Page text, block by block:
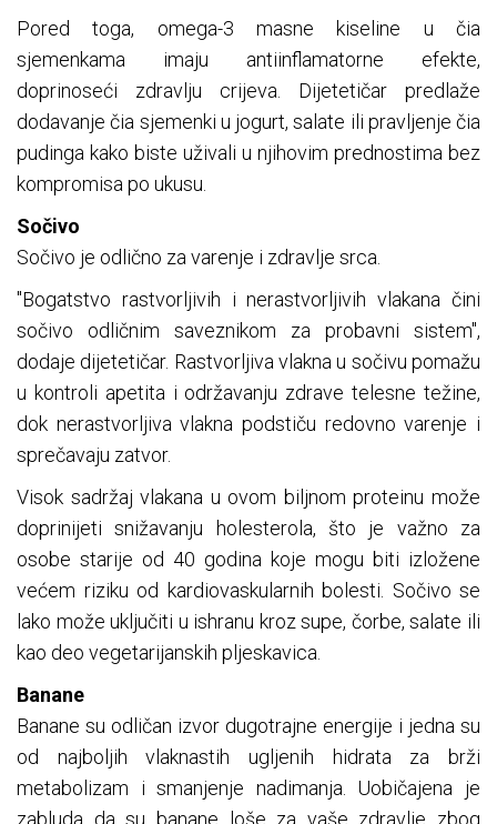
Pored toga, omega-3 masne kiseline u čia
sjemenkama imaju antiinflamatorne efekte,
doprinoseći zdravlju crijeva. Dijetetičar predlaže
dodavanje čia sjemenki u jogurt, salate ili pravljenje čia
pudinga kako biste uživali u njihovim prednostima bez
kompromisa po ukusu.
Sočivo
Sočivo je odlično za varenje i zdravlje srca.
"Bogatstvo rastvorljivih i nerastvorljivih vlakana čini
sočivo odličnim saveznikom za probavni sistem",
dodaje dijetetičar. Rastvorljiva vlakna u sočivu pomažu
u kontroli apetita i održavanju zdrave telesne težine,
dok nerastvorljiva vlakna podstiču redovno varenje i
sprečavaju zatvor.
Visok sadržaj vlakana u ovom biljnom proteinu može
doprinijeti snižavanju holesterola, što je važno za
osobe starije od 40 godina koje mogu biti izložene
većem riziku od kardiovaskularnih bolesti. Sočivo se
lako može uključiti u ishranu kroz supe, čorbe, salate ili
kao deo vegetarijanskih pljeskavica.
Banane
Banane su odličan izvor dugotrajne energije i jedna su
od najboljih vlaknastih ugljenih hidrata za brži
metabolizam i smanjenje nadimanja. Uobičajena je
zabluda da su banane loše za vaše zdravlje zbog